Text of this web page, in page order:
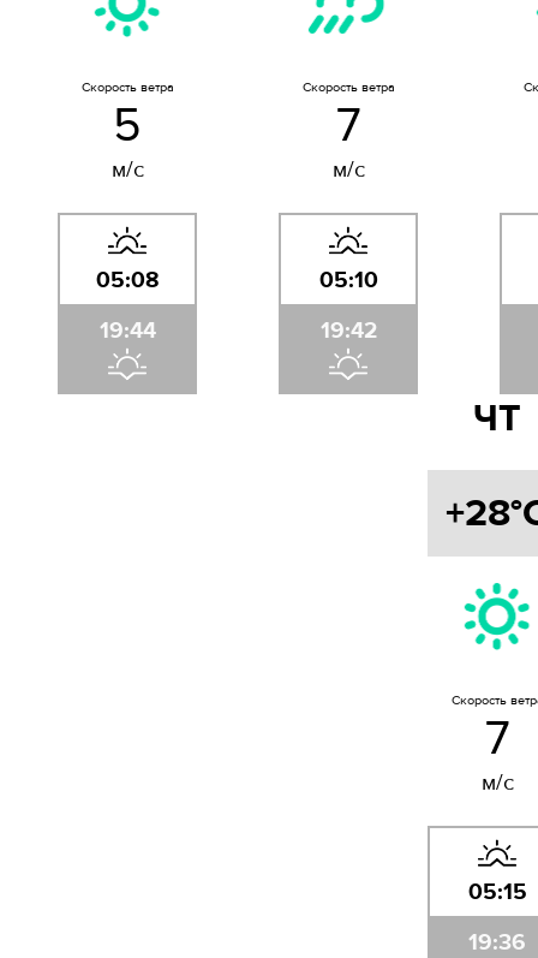
Скорость ветра
5
м/с
05:08
19:44
Скорость ветра
7
м/с
05:10
19:42
ЧТ
Скорость
7
м/с
05:15
19:36